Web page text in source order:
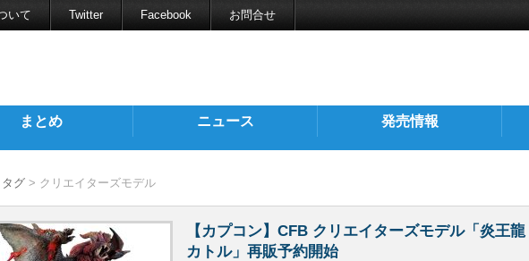
いて Twitter Facebook お問合せ
まとめ ニュース 発売情報
タグ > クリエイターズモデル
【カプコン】CFB クリエイターズモデル「炎王
カトル」再販予約開始